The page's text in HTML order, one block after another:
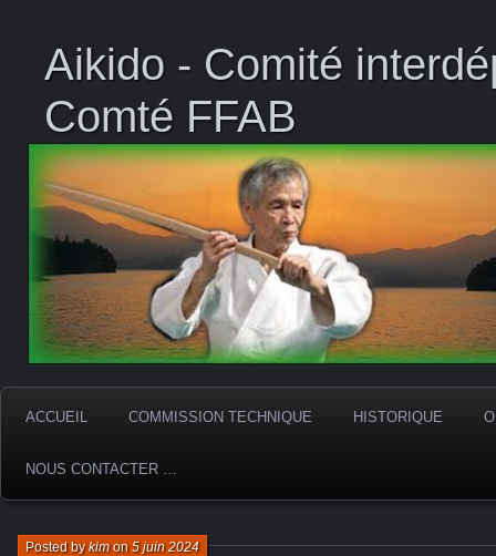
Aikido - Comité
Comté FFAB
ACCUEIL COMMISSION TECHNIQUE HISTORIQUE
NOUS CONTACTER …
Posted bykimon5 juin 2024